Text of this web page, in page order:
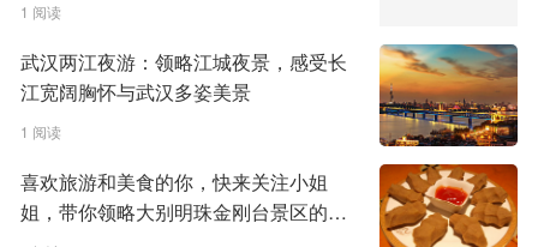
1 阅读
武汉两江夜游：领略江城夜景，感受长
江宽阔胸怀与武汉多姿美景
1 阅读
喜欢旅游和美食的你，快来关注小姐
姐，带你领略大别明珠金刚台景区的魅
力